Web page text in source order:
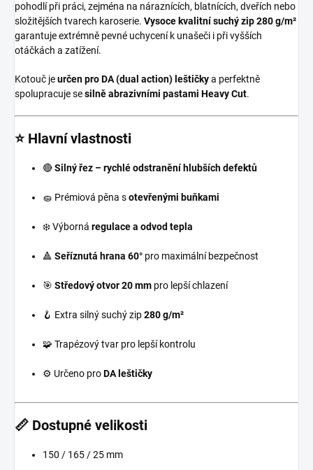
pohodlí při práci, zejména na náraznících, blatnících, dveřích nebo
složitějších tvarech karoserie. Vysoce kvalitní suchý zip 280 g/m²
garantuje extrémně pevné uchycení k unašeči i při vyšších
otáčkách a zatížení.
Kotouč jeurčen pro DA (dual action) leštičkya perfektně
spolupracuje sesilně abrazivními pastami Heavy Cut.
⭐ Hlavní vlastnosti
🔴Silný řez – rychlé odstranění hlubších defektů
🧽 Prémiová pěna sotevřenými buňkami
❄️ Výborná regulace a odvod tepla
🔺 Seříznutá hrana 60° pro maximální bezpečnost
🎯 Středový otvor 20 mm pro lepší chlazení
🪝 Extra silný suchý zip280 g/m²
🧩 Trapézový tvar pro lepší kontrolu
⚙️ Určeno proDA leštičky
📏 Dostupné velikosti
150 / 165 / 25 mm